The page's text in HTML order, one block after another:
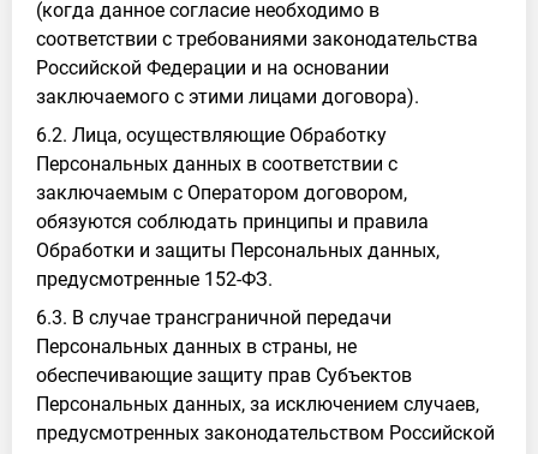
(когда данное согласие необходимо в
соответствии с требованиями законодательства
Российской Федерации и на основании
заключаемого с этими лицами договора).
6.2. Лица, осуществляющие Обработку
Персональных данных в соответствии с
заключаемым с Оператором договором,
обязуются соблюдать принципы и правила
Обработки и защиты Персональных данных,
предусмотренные 152-ФЗ.
6.3. В случае трансграничной передачи
Персональных данных в страны, не
обеспечивающие защиту прав Субъектов
Персональных данных, за исключением случаев,
предусмотренных законодательством Российской